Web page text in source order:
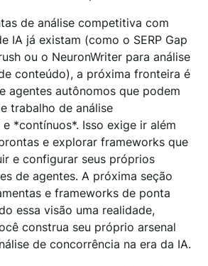
de análise competitiva com
IA já existam (como o SERP Gap
ou o NeuronWriter para análise
conteúdo), a próxima fronteira é
agentes autônomos que podem
trabalho de análise
*contínuos*. Isso exige ir além
e explorar frameworks que
e configurar seus próprios
de agentes. A próxima seção
e frameworks de ponta
essa visão uma realidade,
construa seu próprio arsenal
de concorrência na era da IA.